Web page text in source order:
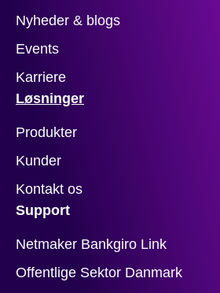
Nyheder & blogs
Events
Karriere
Løsninger
Produkter
Kunder
Kontakt os
Support
Netmaker Bankgiro Link
Offentlige Sektor Danmark